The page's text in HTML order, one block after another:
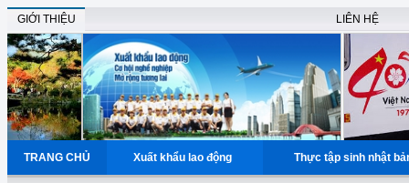
GIỚI THIỆU LIÊN HỆ
TRANG CHỦ Xuất khẩu lao động Thực tập sinh nhật